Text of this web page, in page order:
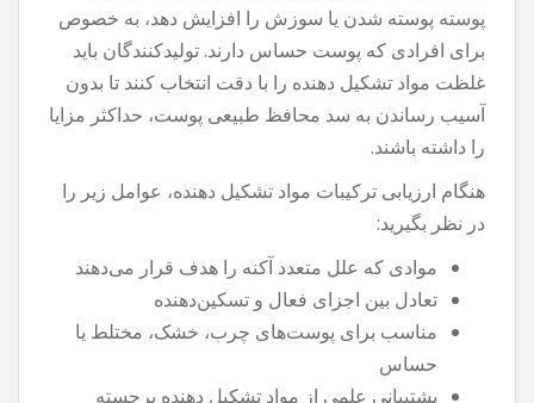
پوسته پوسته شدن یا سوزش را افزایش دهد، به خصوص
برای افرادی که پوست حساس دارند. تولیدکنندگان باید
غلظت مواد تشکیل دهنده را با دقت انتخاب کنند تا بدون
آسیب رساندن به سد محافظ طبیعی پوست، حداکثر مزایا
را داشته باشند.
هنگام ارزیابی ترکیبات مواد تشکیل دهنده، عوامل زیر را
در نظر بگیرید:
موادی که علل متعدد آکنه را هدف قرار می‌دهند
تعادل بین اجزای فعال و تسکین‌دهنده
مناسب برای پوست‌های چرب، خشک، مختلط یا
حساس
پشتیبانی علمی از مواد تشکیل دهنده برجسته